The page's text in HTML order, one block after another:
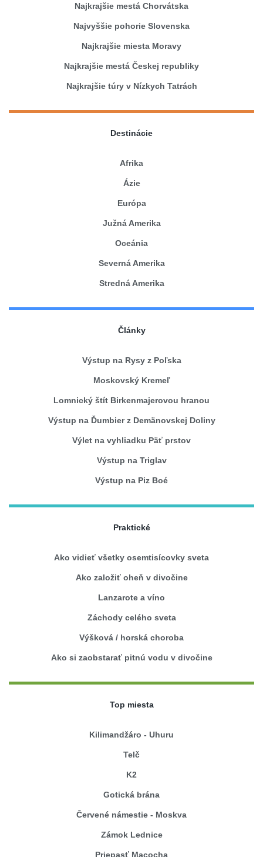
Najkrajšie mestá Chorvátska
Najvyššie pohorie Slovenska
Najkrajšie miesta Moravy
Najkrajšie mestá Českej republiky
Najkrajšie túry v Nízkych Tatrách
Destinácie
Afrika
Ázie
Európa
Južná Amerika
Oceánia
Severná Amerika
Stredná Amerika
Články
Výstup na Rysy z Poľska
Moskovský Kremeľ
Lomnický štít Birkenmajerovou hranou
Výstup na Ďumbier z Demänovskej Doliny
Výlet na vyhliadku Päť prstov
Výstup na Triglav
Výstup na Piz Boé
Praktické
Ako vidieť všetky osemtisícovky sveta
Ako založiť oheň v divočine
Lanzarote a víno
Záchody celého sveta
Výšková / horská choroba
Ako si zaobstarať pitnú vodu v divočine
Top miesta
Kilimandžáro - Uhuru
Telč
K2
Gotická brána
Červené námestie - Moskva
Zámok Lednice
Priepasť Macocha